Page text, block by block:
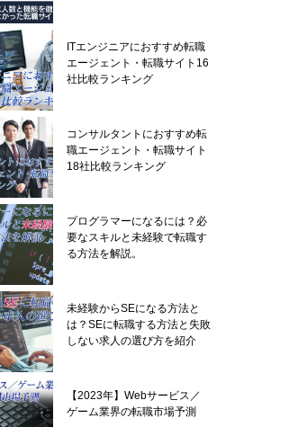
ITエンジニアにおすすめ転職
エージェント・転職サイト16
社比較ランキング
コンサルタントにおすすめ転
職エージェント・転職サイト
18社比較ランキング
プログラマーになるには？必
要なスキルと未経験で転職す
る方法を解説。
未経験からSEになる方法と
は？SEに転職する方法と失敗
しない求人の選び方を紹介
【2023年】Webサービス／
ゲーム業界の転職市場予測